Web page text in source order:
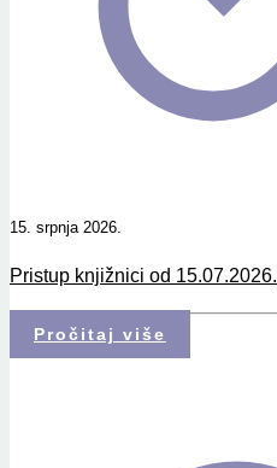
15. srpnja 2026.
Pristup knjižnici od 15.07.2026.
Pročitaj više